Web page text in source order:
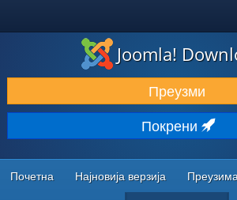
ПРЕУЗИМАЊЕ И ПРОШИРЕЊА (ЕКСТЕНЗИЈЕ)
ОТКРИЈТЕ И НАУЧИТЕ
ЗАЈЕДНИЦА И ПОДРШКА
РЕСУРСИ ЗА РАЗВОЈ
Joomla!
Преузми
Покрени
Почетна Најновија верзија